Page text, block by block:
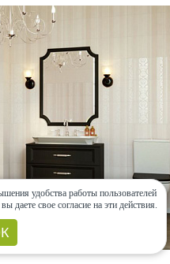
удобства работы пользователей
даете свое согласие на эти действия.